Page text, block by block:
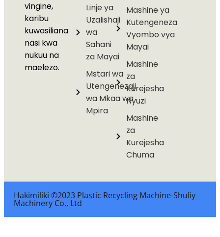
vingine,
karibu
kuwasiliana
nasi kwa
nukuu na
maelezo.
Linje ya
Uzalishaji
wa
Sahani
za Mayai
Mstari wa
Utengenezaji
wa Mkaa wa
Mpira
Mashine ya
Kutengeneza
Vyombo vya
Mayai
Mashine
za
Kurejesha
Nyuzi
Mashine
za
Kurejesha
Chuma
Hakimiliki ©2023 Plastic Recycling Machine-Shuliy
Machinery Co., Ltd